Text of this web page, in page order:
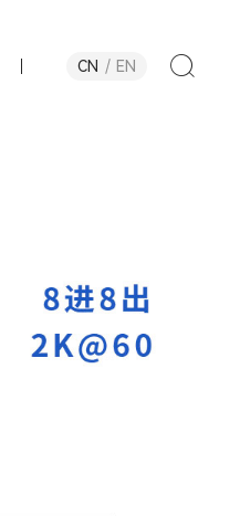
CN EN